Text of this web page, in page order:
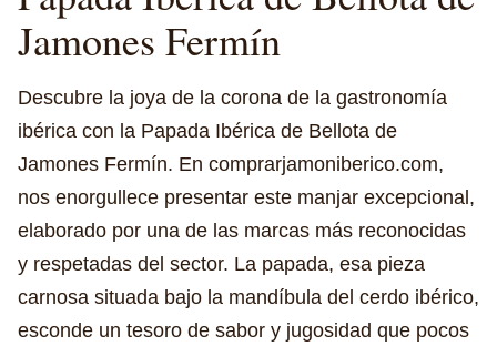
Jamones Fermín
Descubre la joya de la corona de la gastronomía
ibérica con la Papada Ibérica de Bellota de
Jamones Fermín. En comprarjamoniberico.com,
nos enorgullece presentar este manjar excepcional,
elaborado por una de las marcas más reconocidas
y respetadas del sector. La papada, esa pieza
carnosa situada bajo la mandíbula del cerdo ibérico,
esconde un tesoro de sabor y jugosidad que pocos